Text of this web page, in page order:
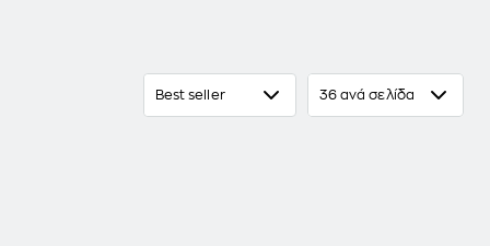
Best seller 36 ανά σελίδα